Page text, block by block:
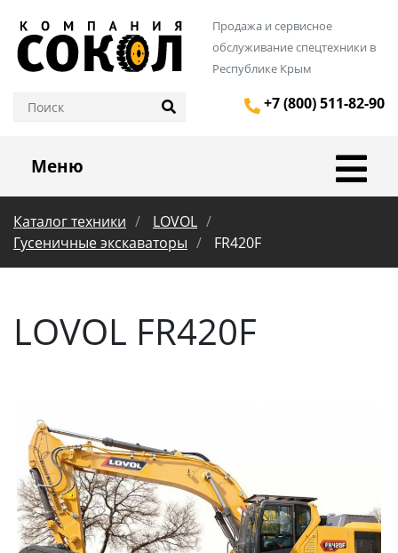
Продажа и сервисное
обслуживание спецтехники в
Республике Крым
+7 (800) 511-82-90
Меню
Каталог техники
LOVOL
Гусеничные экскаваторы
FR420F
LOVOL FR420F